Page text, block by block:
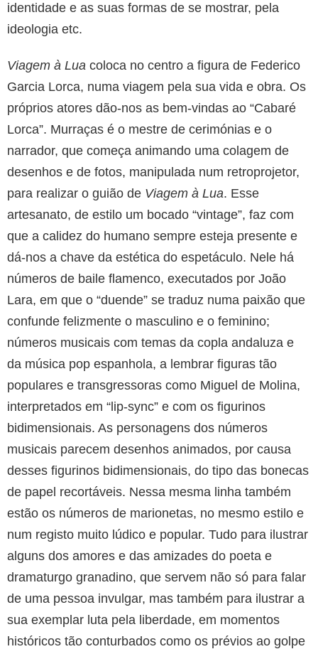
identidade e as suas formas de se mostrar, pela
ideologia etc.
Viagem à Lua coloca no centro a figura de Federico
Garcia Lorca, numa viagem pela sua vida e obra. Os
próprios atores dão-nos as bem-vindas ao “Cabaré
Lorca”. Murraças é o mestre de cerimónias e o
narrador, que começa animando uma colagem de
desenhos e de fotos, manipulada num retroprojetor,
para realizar o guião de Viagem à Lua. Esse
artesanato, de estilo um bocado “vintage”, faz com
que a calidez do humano sempre esteja presente e
dá-nos a chave da estética do espetáculo. Nele há
números de baile flamenco, executados por João
Lara, em que o “duende” se traduz numa paixão que
confunde felizmente o masculino e o feminino;
números musicais com temas da copla andaluza e
da música pop espanhola, a lembrar figuras tão
populares e transgressoras como Miguel de Molina,
interpretados em “lip-sync” e com os figurinos
bidimensionais. As personagens dos números
musicais parecem desenhos animados, por causa
desses figurinos bidimensionais, do tipo das bonecas
de papel recortáveis. Nessa mesma linha também
estão os números de marionetas, no mesmo estilo e
num registo muito lúdico e popular. Tudo para ilustrar
alguns dos amores e das amizades do poeta e
dramaturgo granadino, que servem não só para falar
de uma pessoa invulgar, mas também para ilustrar a
sua exemplar luta pela liberdade, em momentos
históricos tão conturbados como os prévios ao golpe